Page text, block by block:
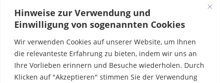
Hinweise zur Verwendung und
Einwilligung von sogenannten Cookies
Wir verwenden Cookies auf unserer Website, um Ihnen
die relevanteste Erfahrung zu bieten, indem wir uns an
Ihre Vorlieben erinnern und Besuche wiederholen. Durch
Klicken auf "Akzeptieren" stimmen Sie der Verwendung